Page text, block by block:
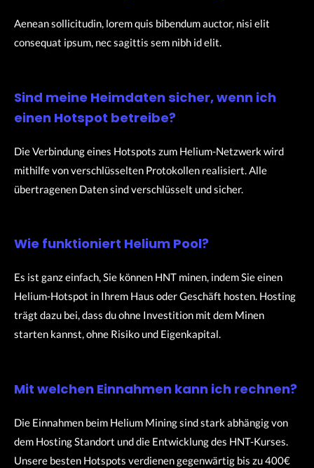
Aenean sollicitudin, lorem quis bibendum auctor, nisi elit
consequat ipsum, nec sagittis sem nibh id elit.
Sind meine Heimdaten sicher, wenn ich
einen Hotspot betreibe?
Die Verbindung eines Hotspots zum Helium-Netzwerk wird
mithilfe von verschlüsselten Protokollen realisiert. Alle
übertragenen Daten sind verschlüsselt und sicher.
Wie funktioniert Helium Pool?
Es ist ganz einfach, Sie können HNT minen, indem Sie einen
Helium-Hotspot in Ihrem Haus oder Geschäft hosten. Hosting
trägt dazu bei, dass du ohne Investition mit dem Minen
starten kannst, ohne Risiko und Eigenkapital.
Mit welchen Einnahmen kann ich rechnen?
Die Einnahmen beim Helium Mining sind stark abhängig von
dem Hosting Standort und die Entwicklung des HNT-Kurses.
Unsere besten Hotspots verdienen gegenwärtig bis zu 400€